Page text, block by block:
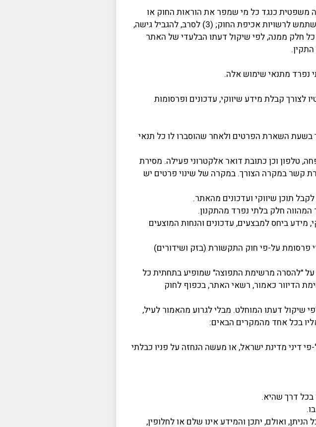
(1) לפקח על הפרות של תקנון זה; (2) לנקוט בפעולה משפטית כנגד כל מי שמפר את הוראות החוק או
הוראות תקנון זה, לשיקול דעתו הבלעדי של האתר, לרבות, ללא הגבלה, דיווח על המשתמש לרשויות אכיפת החוק; (3) לסרב, להגביל גישה,
כל חלק ממנה, לפי שיקול דעתו הבלעדי של האתר
נפרד מתנאי שימוש אלה.
קבלת מידע שיווקי, עדכונים ופרסומות
השארת הפרטים ולאחר שהוסברו לו כל תנאי
טלפון וכן כתובת דואר אלקטרוני פעילה. מסירת
קשר במקרה הצורך. במקרה של שינוי פרטים יש
תוכן שיווקי ועדכונים מהאתר.
חלק בלתי נפרד מהתקנון.
מידע ביחס למבצעים, עדכונים והנחות המוצעים
פרסומת על-פי חוק התקשורת (בזק ושידורים)
"להסרה מרשימת התפוצה" שמופיע בתחתית כל
הדיוור כאמור, רשאי האתר, בכפוף לחוק
שיקול דעתו המוחלט. מבלי לגרוע מהאמור לעיל,
בכל אחד מהמקרים הבאים:
דיני מדינת ישראל, או מעשה הנחזה על פניו כבלתי
דרך שהיא.
ואולם, יתכן והמידע אינו שלם או לחלופין,